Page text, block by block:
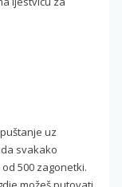
uz
svakako
500 zagonetki.